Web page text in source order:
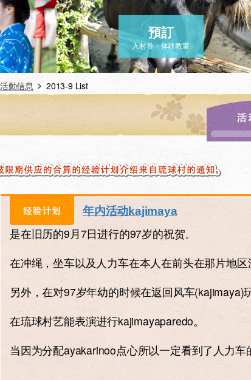
預訂
入村券・体験教室
動信息 2013-9 List
年内活动kajimaya
是在旧历的9月7日进行的97岁的祝贺。
在冲绳，坐车以及人力车在本人在前头在那片地区
另外，在对97岁年幼的时候在返回风车(kajimaya)玩
在琉球村艺能表演进行kajimayaparedo。
当因为分配ayakarinoo点心所以一定看到了人力车